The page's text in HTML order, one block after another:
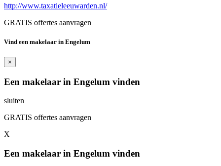
http://www.taxatieleeuwarden.nl/
GRATIS offertes aanvragen
Vind een makelaar in Engelum
×
Een makelaar in Engelum vinden
sluiten
GRATIS offertes aanvragen
X
Een makelaar in Engelum vinden